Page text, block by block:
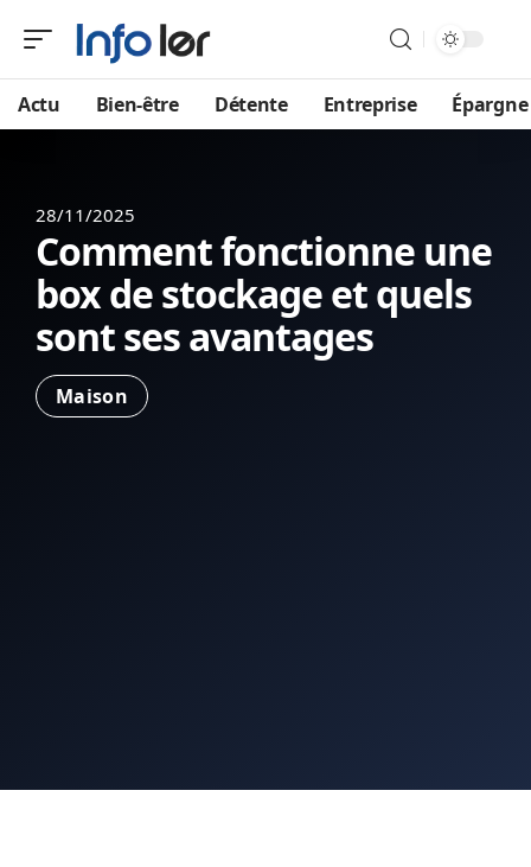
Actu Bien-être Détente Entreprise Épargne
28/11/2025
Comment fonctionne une
box de stockage et quels
sont ses avantages
Maison